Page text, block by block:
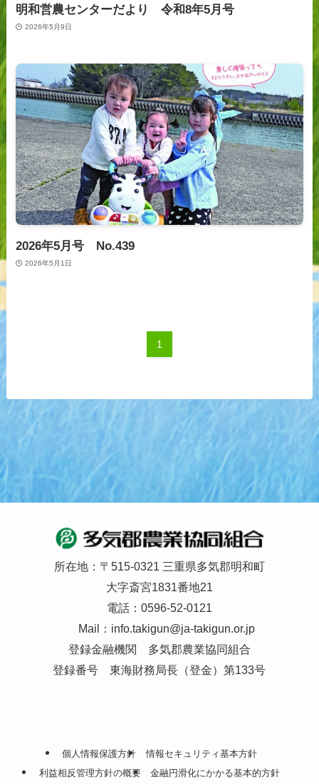
明和営農センターだより 令和8年5月号
2026年5月9日
2026年5月号 No.439
2026年5月1日
1
所在地：〒515-0321 三重県多気郡明和町
大字斎宮1831番地21
電話：0596-52-0121
Mail： info.takigun@ja-takigun.or.jp
登録金融機関 多気郡農業協同組合
登録番号 東海財務局長（登金）第133号
個人情報保護方針
情報セキュリティ基本方針
利益相反管理方針の概要
金融円滑化にかかる基本的方針